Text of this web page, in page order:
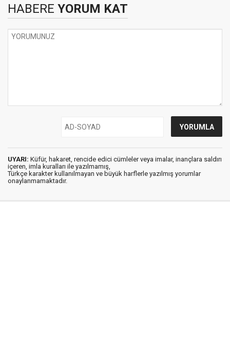
HABERE YORUM KAT
UYARI: Küfür, hakaret, rencide edici cümleler veya imalar, inançlara saldırı
içeren, imla kuralları ile yazılmamış,
Türkçe karakter kullanılmayan ve büyük harflerle yazılmış yorumlar
onaylanmamaktadır.